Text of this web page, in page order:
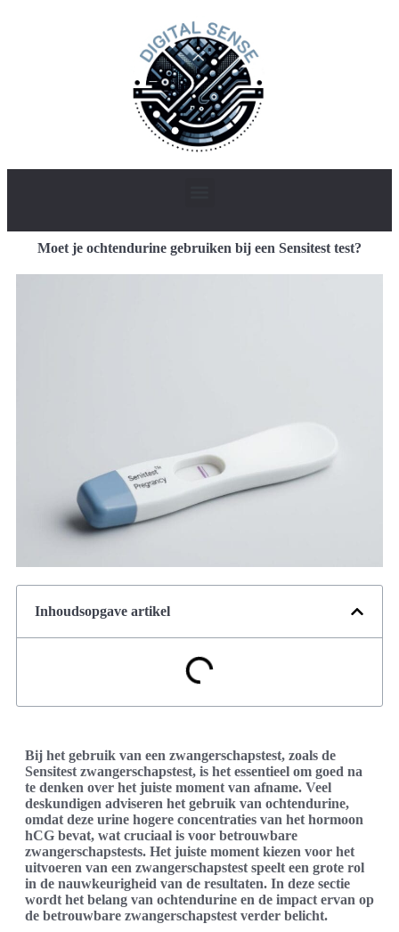
Moet je ochtendurine gebruiken bij een Sensitest test?
Inhoudsopgave artikel
Bij het gebruik van een zwangerschapstest, zoals de
Sensitest zwangerschapstest, is het essentieel om goed na
te denken over het juiste moment van afname. Veel
deskundigen adviseren het gebruik van ochtendurine,
omdat deze urine hogere concentraties van het hormoon
hCG bevat, wat cruciaal is voor betrouwbare
zwangerschapstests. Het juiste moment kiezen voor het
uitvoeren van een zwangerschapstest speelt een grote rol
in de nauwkeurigheid van de resultaten. In deze sectie
wordt het belang van ochtendurine en de impact ervan op
de betrouwbare zwangerschapstest verder belicht.